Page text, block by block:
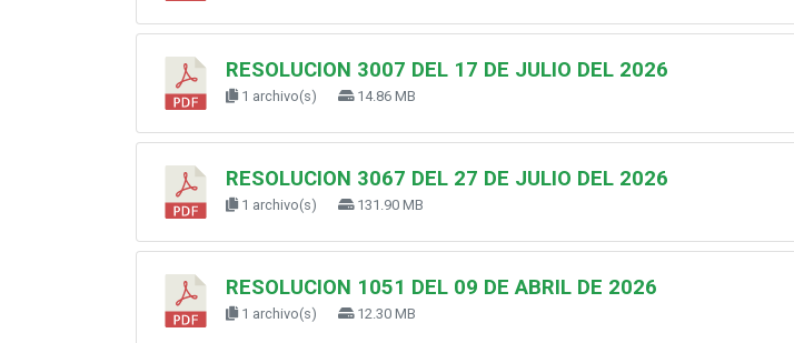
RESOLUCION 3007 DEL 17 DE JULIO DEL 2026
1 archivo(s) 14.86 MB
RESOLUCION 3067 DEL 27 DE JULIO DEL 2026
1 archivo(s) 131.90 MB
RESOLUCION 1051 DEL 09 DE ABRIL DE 2026
1 archivo(s) 12.30 MB